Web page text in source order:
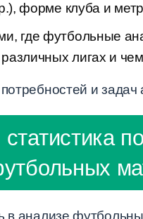
форме клуба и
где футбольные
лигах и
и задач
в анализе